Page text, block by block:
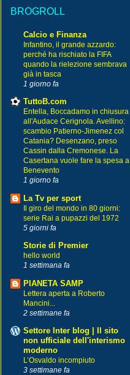
BROGROLL
Calcio e Finanza
Infantino, il grande azzardo:
perché ha rischiato la FIFA
quando la rielezione sembrava
già in tasca
1 giorno fa
TuttoB.com
Entella, Boccadamo in chiusura
all'Audace Cerignola. Avellino:
scambio Patierno-Jimenez col
Catania? Desenzano, preso
Cassin dalla Cremonese. La
Casertana vuole fare la spesa a
Benevento
1 giorno fa
La Tv per sport
Il giro del mondo in 80 giorni:
serie Rai a pupazzi del 1972
5 giorni fa
Storie di Premier
hello world
1 settimana fa
PIANETA SAMP
Lettera aperta a Roberto
Mancini...
2 settimane fa
Settore Inter blog | Il sito
non ufficiale dell'interismo
moderno
L’Osvaldo incompiuto
3 settimane fa